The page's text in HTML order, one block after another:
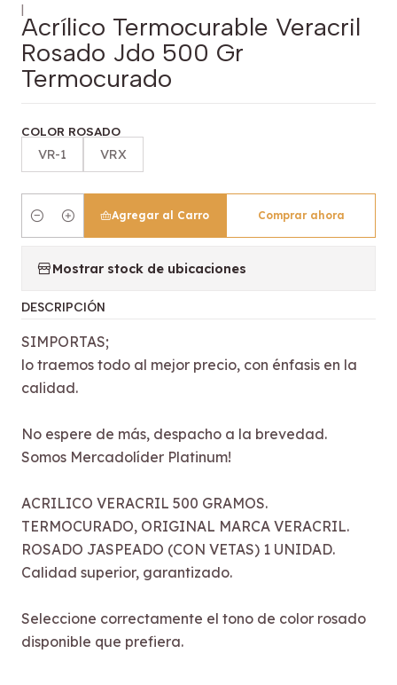
|
Acrílico Termocurable Veracril
Rosado Jdo 500 Gr
Termocurado
COLOR ROSADO
VR-1 VRX
Cantidad
Agregar al Carro Comprar ahora
Mostrar stock de ubicaciones
DESCRIPCIÓN
SIMPORTAS;
lo traemos todo al mejor precio, con énfasis en la
calidad.
No espere de más, despacho a la brevedad.
Somos Mercadolíder Platinum!
ACRILICO VERACRIL 500 GRAMOS.
TERMOCURADO, ORIGINAL MARCA VERACRIL.
ROSADO JASPEADO (CON VETAS) 1 UNIDAD.
Calidad superior, garantizado.
Seleccione correctamente el tono de color rosado
disponible que prefiera.